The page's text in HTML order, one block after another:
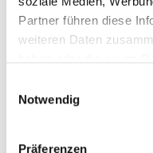
Partner führen diese
weiteren Daten
Notwendig
Präferenzen